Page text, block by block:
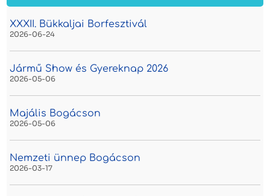
XXXII. Bükkaljai Borfesztivál
2026-06-24
Jármű Show és Gyereknap 2026
2026-05-06
Majális Bogácson
2026-05-06
Nemzeti ünnep Bogácson
2026-03-17